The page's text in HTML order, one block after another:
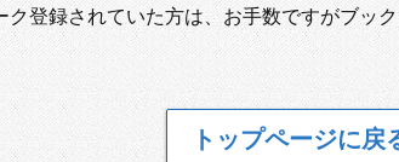
ク登録されていた方は、お手数ですがブッ
トップページに戻